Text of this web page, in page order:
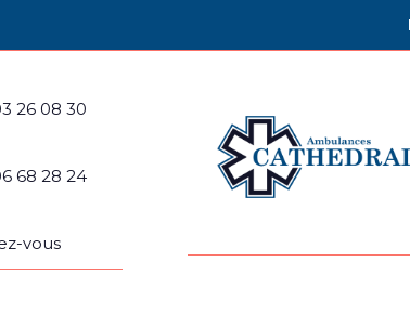
26 08 30
68 28 24
vous